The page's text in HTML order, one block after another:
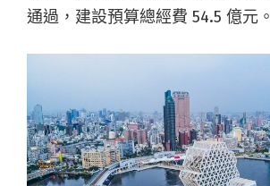
通過，建設預算總經費 54.5 億元。